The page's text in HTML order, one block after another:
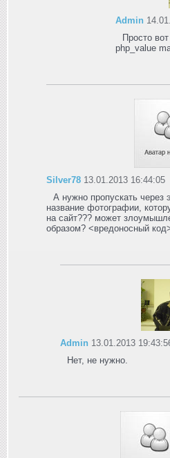
Admin
Просто
php_value
Silver78 13.01.2013 16:44:05
А нужно пропускать через
название фотографии,
на сайт??? может
образом? <вредоносный
Admin 13.01.2013
Нет, не нужно.